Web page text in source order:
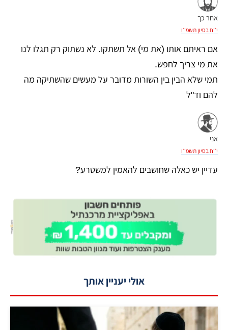
אחר כך
י׳׳ח בסיון תשפ׳׳ו
אם ראיתם אותו (את מי) אל תשתקו. לא נשתוק רק תגלו לנו
את מי צריך לחפש.
תמי שלא הבין בין השורות מדובר על מעשים שהשתיקה מה
להם וד"ל
אני
י׳׳ח בסיון תשפ׳׳ו
עדיין יש כאלה שחושבים להאמין למשטרע?
אולי יעניין אותך